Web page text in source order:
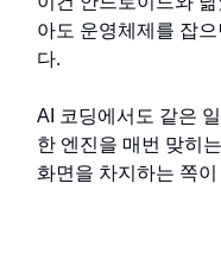
아도 운영체제를 잡
다.
AI 코딩에서도 같은
한 엔진을 매번 맞히
화면을 차지하는 쪽